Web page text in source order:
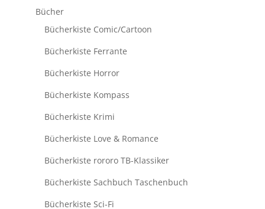
Bücher
Bücherkiste Comic/Cartoon
Bücherkiste Ferrante
Bücherkiste Horror
Bücherkiste Kompass
Bücherkiste Krimi
Bücherkiste Love & Romance
Bücherkiste rororo TB-Klassiker
Bücherkiste Sachbuch Taschenbuch
Bücherkiste Sci-Fi